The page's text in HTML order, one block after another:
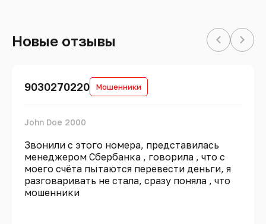
Новые отзывы
9030270220 Мошенники
John Doe 2000
Звонили с этого номера, представилась
менеджером Сбербанка , говорила , что с
моего счёта пытаются перевести деньги, я
разговаривать не стала, сразу поняла , что
мошенники